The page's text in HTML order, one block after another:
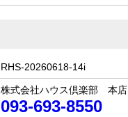
RHS-20260618-14i
株式会社ハウス倶楽部 本店
093-693-8550